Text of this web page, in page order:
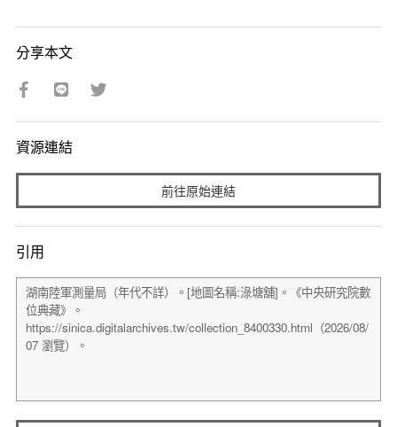
分享本文
資源連結
前往原始連結
引用